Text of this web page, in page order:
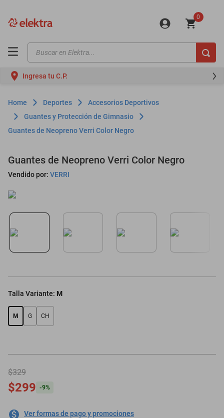
0
Buscar en Elektra...
Ingresa tu C.P.
Deportes
Accesorios Deportivos
Guantes y Protección de Gimnasio
Guantes de Neopreno Verri Color Negro
Guantes de Neopreno Verri Color Negro
Vendido por: VERRI
Talla Variante: M
M G CH
$329
$299 -9%
Ver formas de pago y promociones
motos
moto
celulares
iphones